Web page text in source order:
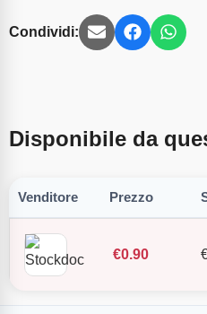
Condividi:
Disponibile da
Venditore Prezzo
€0.90